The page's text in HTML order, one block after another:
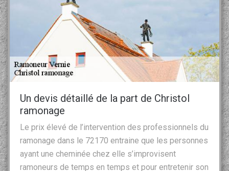
Un devis détaillé de la part de Christol
ramonage
Le prix élevé de l’intervention des professionnels du
ramonage dans le 72170 entraine que les personnes
ayant une cheminée chez elle s’improvisent
ramoneurs de temps en temps et pour entretenir son